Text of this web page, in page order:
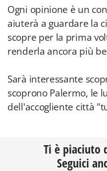
Ogni opinione è un
aiuterà a guardare la
scopre per la prima
renderla ancora più
Sarà interessante
scoprono Palermo, le
dell'accogliente città
Ti è piaciuto
Seguici